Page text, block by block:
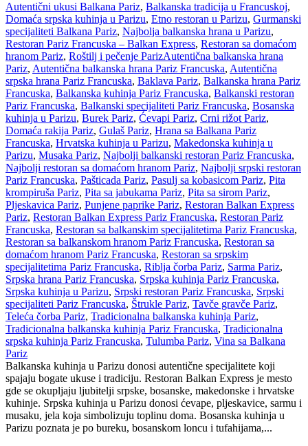
Autentični ukusi Balkana Pariz, Balkanska tradicija u Francuskoj,
Domaća srpska kuhinja u Parizu, Etno restoran u Parizu, Gurmanski
specijaliteti Balkana Pariz, Najbolja balkanska hrana u Parizu,
Restoran Pariz Francuska – Balkan Express, Restoran sa domaćom
hranom Pariz, Roštilj i pečenje ParizAutentična balkanska hrana
Pariz, Autentična balkanska hrana Pariz Francuska, Autentična
srpska hrana Pariz Francuska, Baklava Pariz, Balkanska hrana Pariz
Francuska, Balkanska kuhinja Pariz Francuska, Balkanski restoran
Pariz Francuska, Balkanski specijaliteti Pariz Francuska, Bosanska
kuhinja u Parizu, Burek Pariz, Ćevapi Pariz, Crni rižot Pariz,
Domaća rakija Pariz, Gulaš Pariz, Hrana sa Balkana Pariz
Francuska, Hrvatska kuhinja u Parizu, Makedonska kuhinja u
Parizu, Musaka Pariz, Najbolji balkanski restoran Pariz Francuska,
Najbolji restoran sa domaćom hranom Pariz, Najbolji srpski restoran
Pariz Francuska, Pašticada Pariz, Pasulj sa kobasicom Pariz, Pita
krompiruša Pariz, Pita sa jabukama Pariz, Pita sa sirom Pariz,
Pljeskavica Pariz, Punjene paprike Pariz, Restoran Balkan Express
Pariz, Restoran Balkan Express Pariz Francuska, Restoran Pariz
Francuska, Restoran sa balkanskim specijalitetima Pariz Francuska,
Restoran sa balkanskom hranom Pariz Francuska, Restoran sa
domaćom hranom Pariz Francuska, Restoran sa srpskim
specijalitetima Pariz Francuska, Riblja čorba Pariz, Sarma Pariz,
Srpska hrana Pariz Francuska, Srpska kuhinja Pariz Francuska,
Srpska kuhinja u Parizu, Srpski restoran Pariz Francuska, Srpski
specijaliteti Pariz Francuska, Štrukle Pariz, Tavče gravče Pariz,
Teleća čorba Pariz, Tradicionalna balkanska kuhinja Pariz,
Tradicionalna balkanska kuhinja Pariz Francuska, Tradicionalna
srpska kuhinja Pariz Francuska, Tulumba Pariz, Vina sa Balkana
Pariz
Balkanska kuhinja u Parizu donosi autentične specijalitete koji
spajaju bogate ukuse i tradiciju. Restoran Balkan Express je mesto
gde se okupljaju ljubitelji srpske, bosanske, makedonske i hrvatske
kuhinje. Srpska kuhinja u Parizu donosi ćevape, pljeskavice, sarmu i
musaku, jela koja simbolizuju toplinu doma. Bosanska kuhinja u
Parizu poznata je po bureku, bosanskom loncu i tufahijama,...